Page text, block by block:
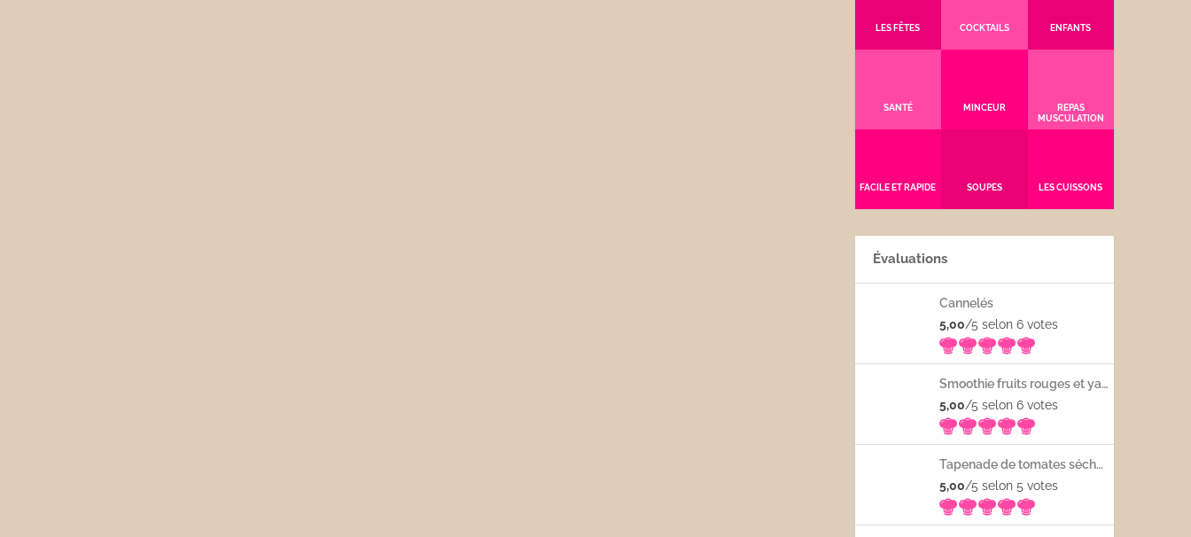
LES FÊTES COCKTAILS ENFANTS
SANTÉ MINCEUR
REPAS
MUSCULATION
FACILE ET RAPIDE SOUPES LES CUISSONS
Évaluations
Cannelés
5,00/5 selon 6 votes
Smoothie fruits rouges et yaourt
5,00/5 selon 6 votes
Tapenade de tomates séchées
5,00/5 selon 5 votes